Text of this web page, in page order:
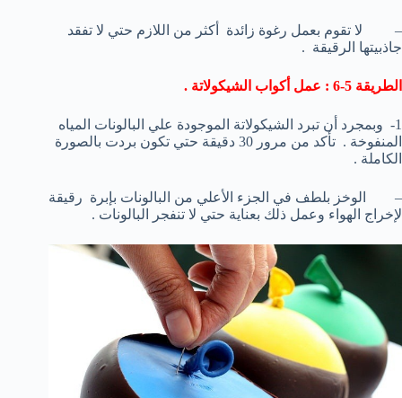
– لا تقوم بعمل رغوة زائدة أكثر من اللازم حتي لا تفقد
جاذبيتها الرقيقة .
الطريقة 5-6 : عمل أكواب الشيكولاتة .
1- وبمجرد أن تبرد الشيكولاتة الموجودة علي البالونات المياه
المنفوخة . تأكد من مرور 30 دقيقة حتي تكون بردت بالصورة
الكاملة .
– الوخز بلطف في الجزء الأعلي من البالونات بإبرة رقيقة
لإخراج الهواء وعمل ذلك بعناية حتي لا تنفجر البالونات .